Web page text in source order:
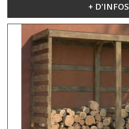
DIMENSIONS : 1.82 X 0.75 M+ D'INFOS